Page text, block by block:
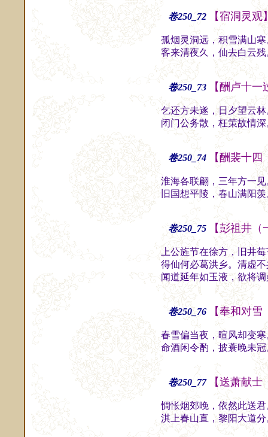
卷250_72 【宿洞灵观
孤烟灵洞远，积雪满山
客来清夜久，仙去白云
卷250_73 【酬卢十一
乞还方未遂，日夕望云
闭门公务散，枉策故情
卷250_74 【酬裴十
淮海各联翩，三年方一
旧国想平陵，春山满阳
卷250_75 【彭祖井
上公旌节在徐方，旧井
得仙何必葛洪乡。清虚
闻道延年如玉液，欲将
卷250_76 【奉和对
春雪偏当夜，暄风却变
命酒闲令酌，披蓑晚未
卷250_77 【送萧献
惆怅烟郊晚，依然此送
淇上春山直，黎阳大道